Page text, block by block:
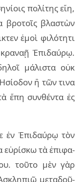
πο­λί­της εἴη,
βλα­στὼν
ἐμοὶ φι­λό­τη­τι
κρα­ναῇ Ἐπι­δαύ­ρῳ.
μά­λι­στα οὐκ
ἢ τῶν τινα
ἔπη συν­θέν­τα ἐς
ἐν Ἐπι­δαύ­ρῳ τὸν
εὑ­ρί­σκω τὰ ἐπι­φα­
τοῦ­το μὲν γὰρ
με­τα­δοῦ­